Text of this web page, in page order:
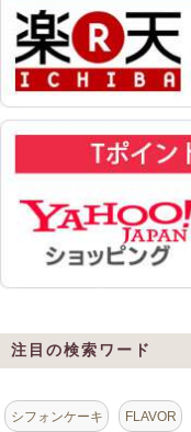
注目の検索ワード
シフォンケーキ FLAVOR